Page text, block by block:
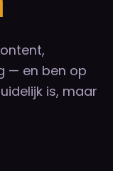
— en ben op
is, maar